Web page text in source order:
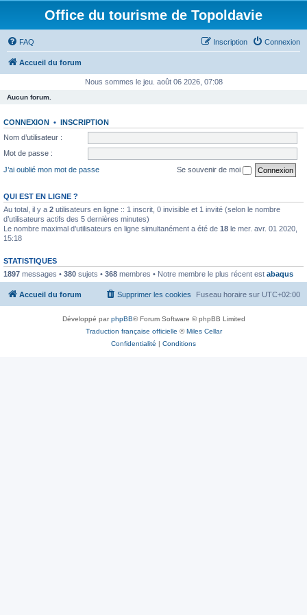
Office du tourisme de Topoldavie
FAQ Connexion
Inscription
Accueil du forum
Nous sommes le jeu. août 06 2026, 07:08
Aucun forum.
CONNEXION • INSCRIPTION
Nom d’utilisateur :
Mot de passe :
J’ai oublié mon mot de passe
Se souvenir de moi
QUI EST EN LIGNE ?
Au total, il y a 2 utilisateurs en ligne :: 1 inscrit, 0 invisible et 1 invité (selon le nombre
d’utilisateurs actifs des 5 dernières minutes)
Le nombre maximal d’utilisateurs en ligne simultanément a été de 18 le mer. avr. 01 2020,
15:18
STATISTIQUES
1897 messages • 380 sujets • 368 membres • Notre membre le plus récent est abaqus
Accueil du forum Fuseau horaire sur UTC+02:00
Supprimer les cookies
Développé parphpBB® Forum Software © phpBB Limited
Traduction française officielle ©Miles Cellar
Confidentialité | Conditions